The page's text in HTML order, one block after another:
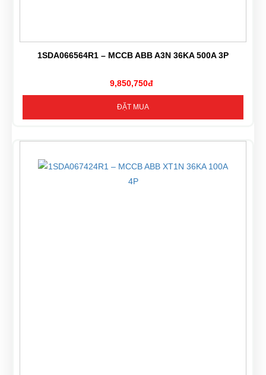
1SDA066564R1 – MCCB ABB A3N 36KA 500A 3P
9,850,750đ
ĐẶT MUA